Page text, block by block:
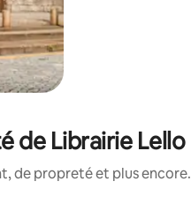
de Librairie Lello
de propreté et plus encore.